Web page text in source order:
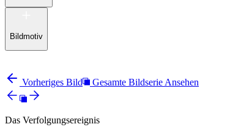
Bildmotiv
Vorheriges Bild Gesamte Bildserie Ansehen
Das Verfolgungsereignis